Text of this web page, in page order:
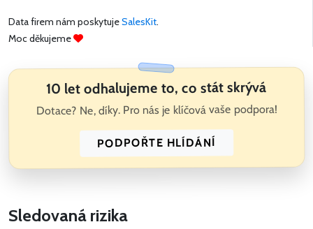
Data firem nám poskytujeSalesKit.
Moc děkujeme
10 let odhalujeme to, co stát skrývá
Dotace? Ne, díky. Pro nás je klíčová vaše podpora!
PODPOŘTE HLÍDÁNÍ
Sledovaná rizika